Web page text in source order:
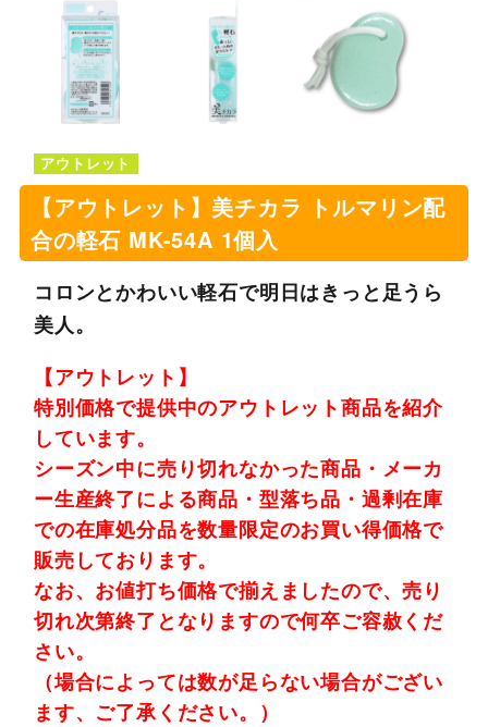
アウトレット
【アウトレット】美チカラ トルマリン配
合の軽石 MK-54A 1個入
コロンとかわいい軽石で明日はきっと足うら
美人。
【アウトレット】
特別価格で提供中のアウトレット商品を紹介
しています。
シーズン中に売り切れなかった商品・メーカ
ー生産終了による商品・型落ち品・過剰在庫
での在庫処分品を数量限定のお買い得価格で
販売しております。
なお、お値打ち価格で揃えましたので、売り
切れ次第終了となりますので何卒ご容赦くだ
さい。
（場合によっては数が足らない場合がござい
ます、ご了承ください。）